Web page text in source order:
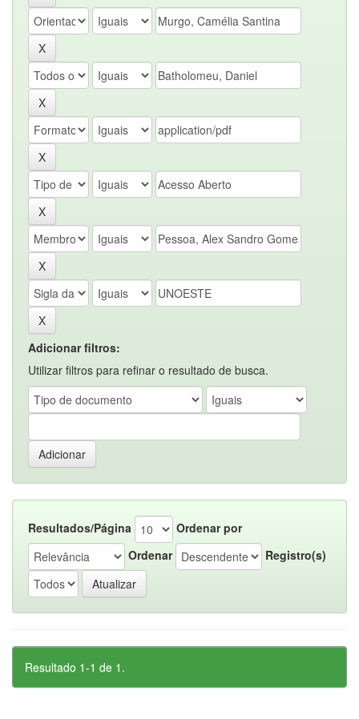
Adicionar filtros:
Utilizar filtros para refinar o resultado de busca.
Resultados/Página
Ordenar por
Ordenar
Registro(s)
Resultado 1-1 de 1.